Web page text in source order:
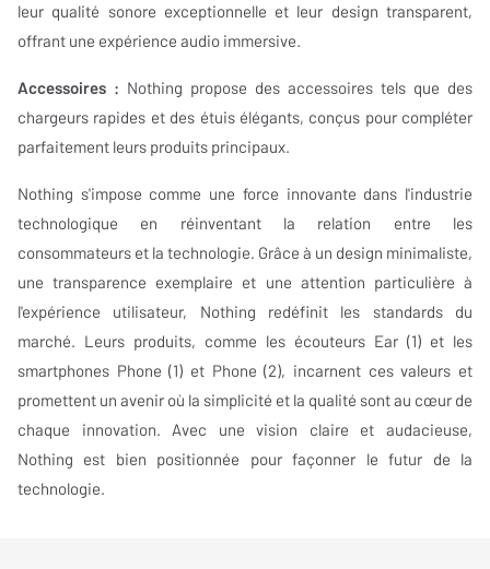
leur qualité sonore exceptionnelle et leur design transparent,
offrant une expérience audio immersive.
Accessoires : Nothing propose des accessoires tels que des
chargeurs rapides et des étuis élégants, conçus pour compléter
parfaitement leurs produits principaux.
Nothing s'impose comme une force innovante dans l'industrie
technologique en réinventant la relation entre les
consommateurs et la technologie. Grâce à un design minimaliste,
une transparence exemplaire et une attention particulière à
l'expérience utilisateur, Nothing redéfinit les standards du
marché. Leurs produits, comme les écouteurs Ear (1) et les
smartphones Phone (1) et Phone (2), incarnent ces valeurs et
promettent un avenir où la simplicité et la qualité sont au cœur de
chaque innovation. Avec une vision claire et audacieuse,
Nothing est bien positionnée pour façonner le futur de la
technologie.